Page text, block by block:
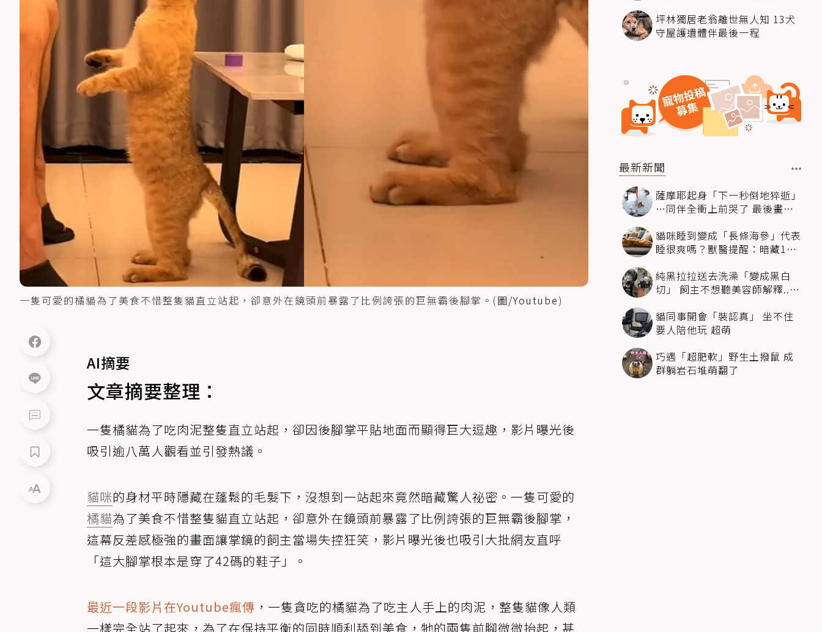
一隻可愛的橘貓為了美食不惜整隻貓直立站起，卻意外在鏡頭前暴露了比例誇張的巨無霸後腳掌。(圖/Youtube)
AI摘要
文章摘要整理：
一隻橘貓為了吃肉泥整隻直立站起，卻因後腳掌平貼地面而顯得巨大逗趣，影片曝光後
吸引逾八萬人觀看並引發熱議。
貓咪的身材平時隱藏在蓬鬆的毛髮下，沒想到一站起來竟然暗藏驚人祕密。一隻可愛的
橘貓為了美食不惜整隻貓直立站起，卻意外在鏡頭前暴露了比例誇張的巨無霸後腳掌，
這幕反差感極強的畫面讓掌鏡的飼主當場失控狂笑，影片曝光後也吸引大批網友直呼
「這大腳掌根本是穿了42碼的鞋子」。
最近一段影片在Youtube瘋傳 ，一隻貪吃的橘貓為了吃主人手上的肉泥，整隻貓像人類
一樣完全站了起來，為了在保持平衡的同時順利舔到美食，牠的兩隻前腳微微抬起，甚
坪林獨居老翁離世無人知 13犬
守屋護遺體伴最後一程
最新新聞
薩摩耶起身「下一秒倒地猝逝」
…同伴全衝上前哭了 最後畫面
貓咪睡到變成「長條海參」代表
睡很爽嗎？獸醫提醒：暗藏1種
純黑拉拉送去洗澡「變成黑白
切」 飼主不想聽美容師解釋..衝
貓同事開會「裝認真」 坐不住
要人陪他玩 超萌
巧遇「超肥軟」野生土撥鼠 成
群躺岩石堆萌翻了